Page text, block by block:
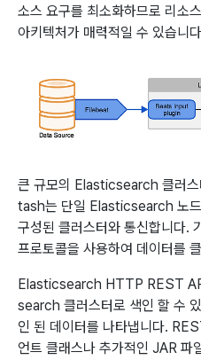
소스 요구를 최소화하므로 리소
아키텍처가 매력적일 수 있습니
큰 규모의 Elasticsearch 클러
tash는 단일 Elasticsearch 노
구성된 클러스터와 통신합니다
프로토콜을 사용하여 데이터를
Elasticsearch HTTP REST
search 클러스터로 색인 할 수
인 된 데이터를 나타냅니다.
언트 클래스나 추가적인 JAR